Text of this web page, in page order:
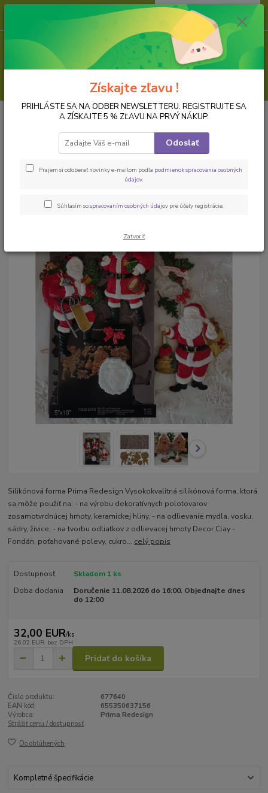
ks
za 0,00 EUR
FORMY NA ODLIEVANIE Sada silikónových foriem Prima Redesign
Sada silikónových foriem Prima
Redesign
Silikónová forma Prima Redesign Vysokokvalitná silikónová forma, ktorá
sa môže použiť na: - na výrobu dekoratívnych polotovarov
zosamotvrdnúcej hmoty, keramickej hliny, - na odlievanie mydla, vosku,
sádry, živice, - na tvorbu odliatkov z odlievacej hmoty Decor Clay -
Fondán, poťahované polevy, cukro... celý popis
Dostupnosť
Skladom 1 ks
Doba dodania
Doručenie 11.08.2026 do 16:00. Objednajte dnes
do 12:00
32,00 EUR/ks
26,02 EUR bez DPH
Pridať do košíka
Číslo produktu:
677640
EAN kód:
655350637156
Výrobca:
Prima Redesign
Strážiť cenu / dostupnosť
Do obľúbených
Kompletné špecifikácie
Získajte zľavu !
PRIHLÁSTE SA NA ODBER NEWSLETTERU. REGISTRUJTE SA
A ZÍSKAJTE 5 % ZĽAVU NA PRVÝ NÁKUP.
Odoslať
Prajem si odoberať novinky e-mailom podľa podmienok spracovania osobných
údajov.
Súhlasím sospracovaním osobných údajov pre účely registrácie.
Zatvoriť